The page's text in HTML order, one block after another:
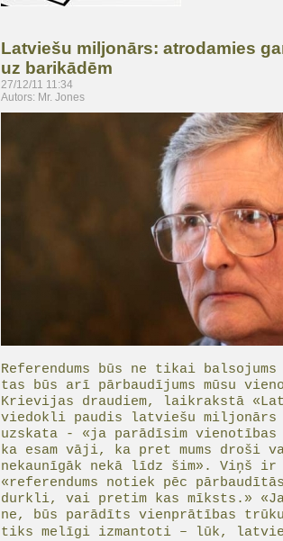
Latviešu miljonārs: atrodamies
uz barikādēm
27/12/11 11:34
Autors: Mr. Jones
Referendums būs ne tikai
tas būs arī pārbaudījums mūsu
Krievijas draudiem, laikrakstā
viedokli paudis latviešu
uzskata - «ja parādīsim vienotības
ka esam vāji, ka pret mums droši
nekaunīgāk nekā līdz šim». Viņš
«referendums notiek pēc
durkli, vai pretim kas mīksts.»
ne, būs parādīts vienprātības
tiks melīgi izmantoti – lūk,